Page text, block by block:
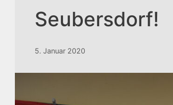
Seubersdorf!
5. Januar 2020